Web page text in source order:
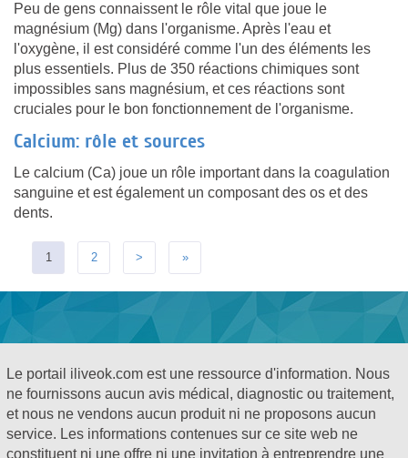
Peu de gens connaissent le rôle vital que joue le
magnésium (Mg) dans l'organisme. Après l'eau et
l'oxygène, il est considéré comme l'un des éléments les
plus essentiels. Plus de 350 réactions chimiques sont
impossibles sans magnésium, et ces réactions sont
cruciales pour le bon fonctionnement de l'organisme.
Calcium: rôle et sources
Le calcium (Ca) joue un rôle important dans la coagulation
sanguine et est également un composant des os et des
dents.
1 2 > »
Le portail iliveok.com est une ressource d'information. Nous
ne fournissons aucun avis médical, diagnostic ou traitement,
et nous ne vendons aucun produit ni ne proposons aucun
service. Les informations contenues sur ce site web ne
constituent ni une offre ni une invitation à entreprendre une